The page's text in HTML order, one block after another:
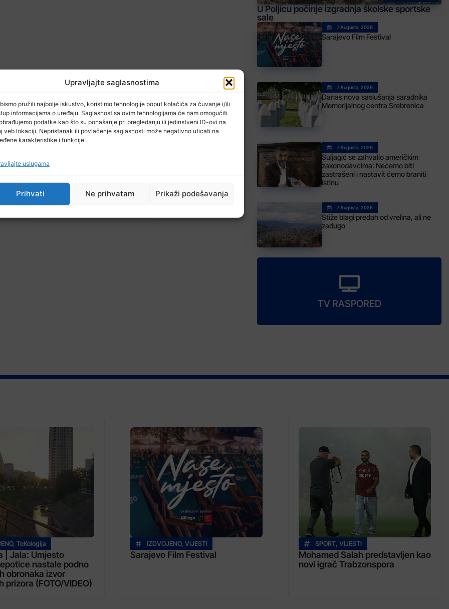
Upravljajte saglasnostima
pružili najbolje iskustvo, koristimo tehnologije poput kolačića za čuvanje i/ili
informacijama o uređaju. Saglasnost sa ovim tehnologijama će nam omogućiti
podatke kao što su ponašanje pri pregledanju ili jedinstveni ID-ovi na
veb lokaciji. Nepristanak ili povlačenje saglasnosti može negativno uticati na
karakteristike i funkcije.
uslugama
Prihvati Ne prihvatam Prikaži podešavanja
U Poljicu počinje izgradnja školske sportske
sale
7 Augusta, 2026
Sarajevo Film Festival
7 Augusta, 2026
Danas nova saslušanja saradnika
Memorijalnog centra Srebrenica
7 Augusta, 2026
Suljagić se zahvalio američkim
zakonodavcima: Nećemo biti
zastrašeni i nastavit ćemo braniti
istinu
7 Augusta, 2026
Stiže blagi predah od vrelina, ali ne
zadugo
TV RASPORED
, TeKologija
| Jala: Umjesto
nastale podno
obronaka izvor
prizora (FOTO/VIDEO)
IZDVOJENO, VIJESTI
Sarajevo Film Festival
SPORT, VIJESTI
Mohamed Salah predstavljen kao
novi igrač Trabzonspora